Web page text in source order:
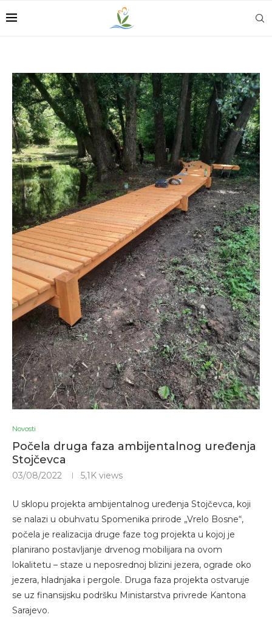
Novosti
Počela druga faza ambijentalnog uređenja
Stojčevca
03/08/2022 5,1K views
U sklopu projekta ambijentalnog uređenja Stojčevca, koji
se nalazi u obuhvatu Spomenika prirode „Vrelo Bosne“,
počela je realizacija druge faze tog projekta u kojoj je
planirano postavljanje drvenog mobilijara na ovom
lokalitetu – staze u neposrednoj blizini jezera, ograde oko
jezera, hladnjaka i pergole. Druga faza projekta ostvaruje
se uz finansijsku podršku Ministarstva privrede Kantona
Sarajevo.